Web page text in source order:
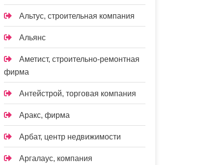
Альтус, строительная компания
Альянс
Аметист, строительно-ремонтная
фирма
Антейстрой, торговая компания
Аракс, фирма
Арбат, центр недвижимости
Аргалаус, компания